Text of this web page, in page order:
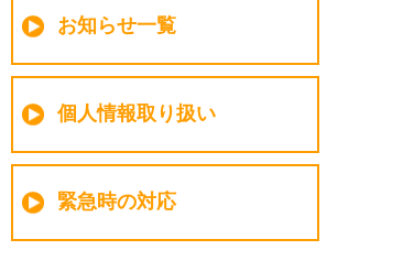
お知らせ一覧
個人情報取り扱い
緊急時の対応